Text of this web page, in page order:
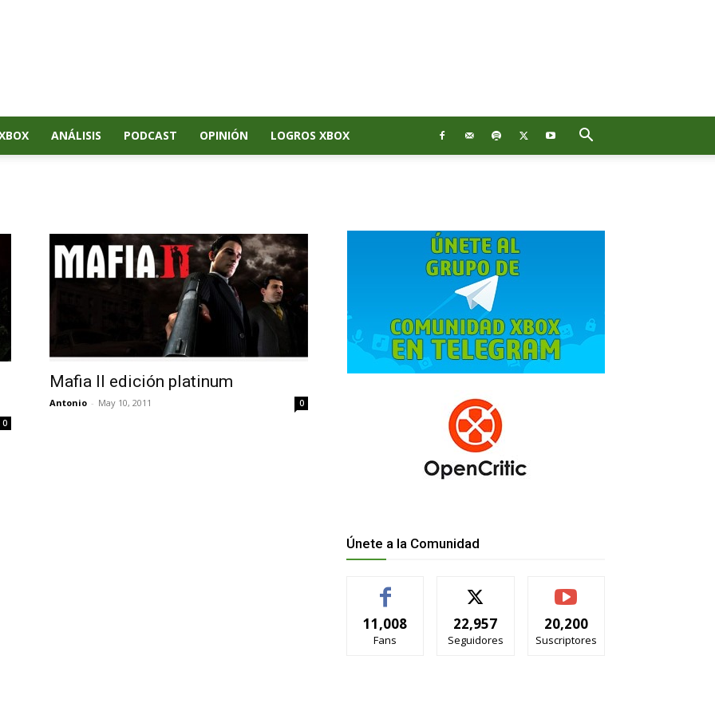
ANÁLISIS PODCAST OPINIÓN LOGROS XBOX
0
Mafia II edición platinum
Antonio - May 10, 2011 0
Únete a la Comunidad
11,008
Fans
22,957
Seguidores
20,200
Suscriptores